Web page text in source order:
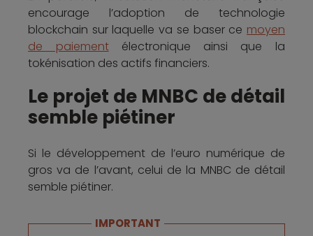
encourage l’adoption de technologie
blockchain sur laquelle va se baser ce moyen
de paiementélectronique
ainsi que la
tokénisation des actifs financiers.
Le projet de MNBC de détail
semble piétiner
Si le développement de l’euro numérique de
gros va de l’avant, celui de la MNBC de détail
semble piétiner.
IMPORTANT